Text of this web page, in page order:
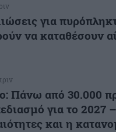
για
να καταθέσουν
Πάνω από 30.000
για το 2027
και η